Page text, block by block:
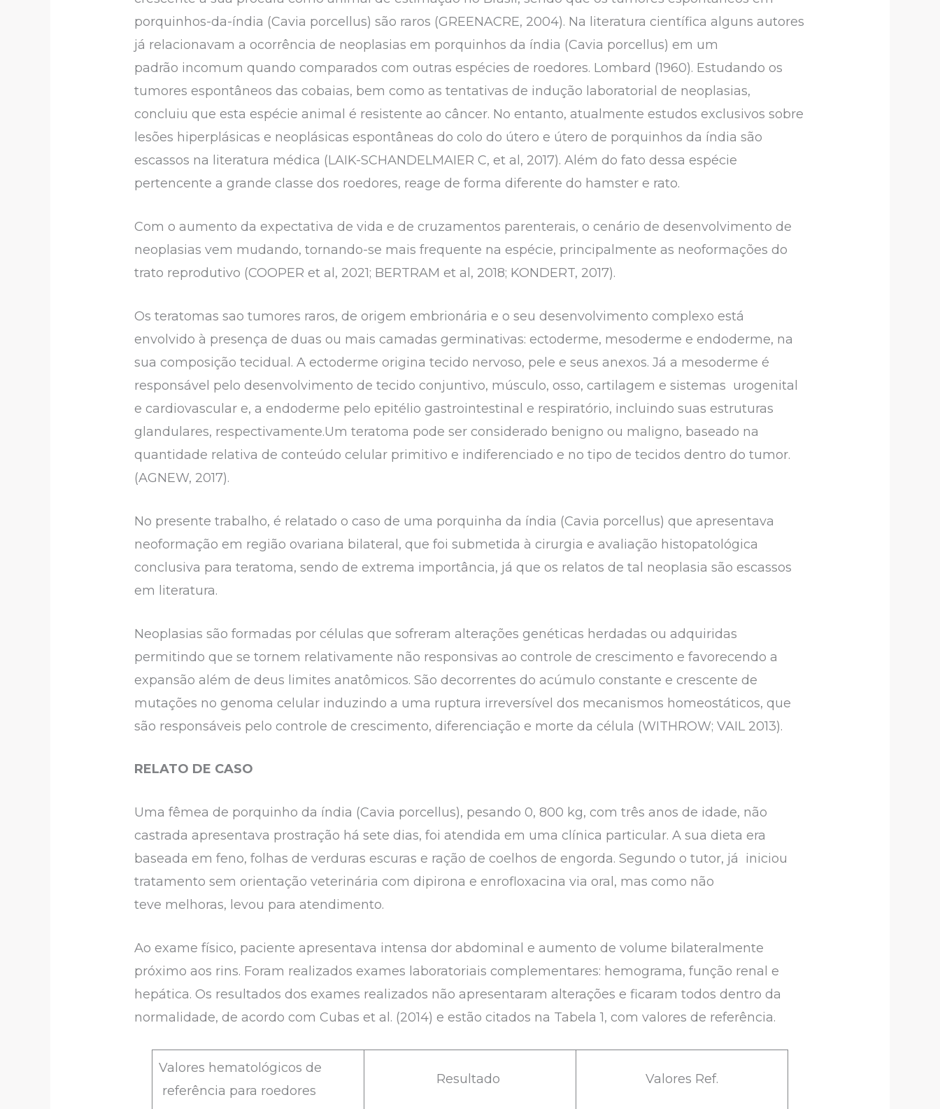
porquinhos-da-índia (Cavia porcellus) são raros (GREENACRE, 2004). Na literatura científica alguns autores
já relacionavam a ocorrência de neoplasias em porquinhos da índia (Cavia porcellus) em um
padrão incomum quando comparados com outras espécies de roedores. Lombard (1960). Estudando os
tumores espontâneos das cobaias, bem como as tentativas de indução laboratorial de neoplasias,
concluiu que esta espécie animal é resistente ao câncer. No entanto, atualmente estudos exclusivos sobre
lesões hiperplásicas e neoplásicas espontâneas do colo do útero e útero de porquinhos da índia são
escassos na literatura médica (LAIK-SCHANDELMAIER C, et al, 2017). Além do fato dessa espécie
pertencente a grande classe dos roedores, reage de forma diferente do hamster e rato.
Com o aumento da expectativa de vida e de cruzamentos parenterais, o cenário de desenvolvimento de
neoplasias vem mudando, tornando-se mais frequente na espécie, principalmente as neoformações do
trato reprodutivo (COOPER et al, 2021; BERTRAM et al, 2018; KONDERT, 2017).
Os teratomas sao tumores raros, de origem embrionária e o seu desenvolvimento complexo está
envolvido à presença de duas ou mais camadas germinativas: ectoderme, mesoderme e endoderme, na
sua composição tecidual. A ectoderme origina tecido nervoso, pele e seus anexos. Já a mesoderme é
responsável pelo desenvolvimento de tecido conjuntivo, músculo, osso, cartilagem e sistemas urogenital
e cardiovascular e, a endoderme pelo epitélio gastrointestinal e respiratório, incluindo suas estruturas
glandulares, respectivamente.Um teratoma pode ser considerado benigno ou maligno, baseado na
quantidade relativa de conteúdo celular primitivo e indiferenciado e no tipo de tecidos dentro do tumor.
(AGNEW, 2017).
No presente trabalho, é relatado o caso de uma porquinha da índia (Cavia porcellus) que apresentava
neoformação em região ovariana bilateral, que foi submetida à cirurgia e avaliação histopatológica
conclusiva para teratoma, sendo de extrema importância, já que os relatos de tal neoplasia são escassos
em literatura.
Neoplasias são formadas por células que sofreram alterações genéticas herdadas ou adquiridas
permitindo que se tornem relativamente não responsivas ao controle de crescimento e favorecendo a
expansão além de deus limites anatômicos. São decorrentes do acúmulo constante e crescente de
mutações no genoma celular induzindo a uma ruptura irreversível dos mecanismos homeostáticos, que
são responsáveis pelo controle de crescimento, diferenciação e morte da célula (WITHROW; VAIL 2013).
RELATO DE CASO
Uma fêmea de porquinho da índia (Cavia porcellus), pesando 0, 800 kg, com três anos de idade, não
castrada apresentava prostração há sete dias, foi atendida em uma clínica particular. A sua dieta era
baseada em feno, folhas de verduras escuras e ração de coelhos de engorda. Segundo o tutor, já iniciou
tratamento sem orientação veterinária com dipirona e enrofloxacina via oral, mas como não
teve melhoras, levou para atendimento.
Ao exame físico, paciente apresentava intensa dor abdominal e aumento de volume bilateralmente
próximo aos rins. Foram realizados exames laboratoriais complementares: hemograma, função renal e
hepática. Os resultados dos exames realizados não apresentaram alterações e ficaram todos dentro da
normalidade, de acordo com Cubas et al. (2014) e estão citados na Tabela 1, com valores de referência.
Valores hematológicos de
referência para roedores
Resultado Valores Ref.